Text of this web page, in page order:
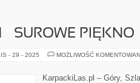
SUROWE PIĘKNO
- 29 - 2025 MOŻLIWOŚĆ
KarpackiLas.pl – Góry,